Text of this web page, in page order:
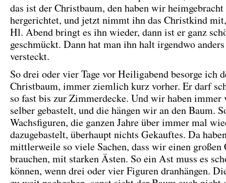
das ist der Christbaum, den haben wir heimgebracht
hergerichtet, und jetzt nimmt ihn das Christkind
Hl. Abend bringt es ihn wieder, dann ist er ganz
geschmückt. Dann hat man ihn halt irgendwo
versteckt.
So drei oder vier Tage vor Heiligabend besorge ich
Christbaum, immer ziemlich kurz vorher. Er darf
so fast bis zur Zimmerdecke. Und wir haben immer
selber gebastelt, und die hängen wir an den Baum.
Wachsfiguren, die ganzen Jahre über immer mal
dazugebastelt, überhaupt nichts Gekauftes. Da
mittlerweile so viele Sachen, dass wir einen großen
brauchen, mit starken Ästen. So ein Ast muss es
können, wenn drei oder vier Figuren dranhängen.